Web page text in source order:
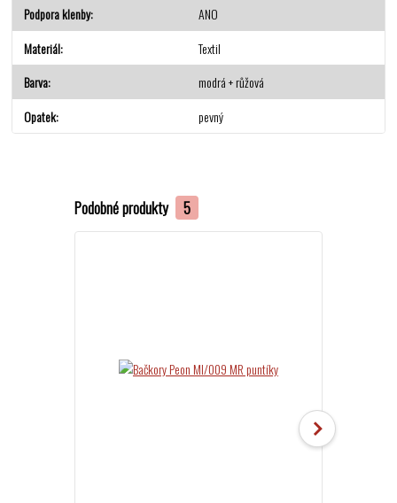
Podpora klenby
ANO
Materiál
Textil
Barva
modrá + růžová
Opatek
pevný
Podobné produkty 5